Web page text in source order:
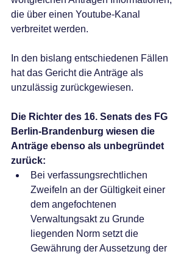
die über einen Youtube-Kanal
verbreitet werden.
In den bislang entschiedenen Fällen
hat das Gericht die Anträge als
unzulässig zurückgewiesen.
Die Richter des 16. Senats des FG
Berlin-Brandenburg wiesen die
Anträge ebenso als unbegründet
zurück:
Bei verfassungsrechtlichen
Zweifeln an der Gültigkeit einer
dem angefochtenen
Verwaltungsakt zu Grunde
liegenden Norm setzt die
Gewährung der Aussetzung der